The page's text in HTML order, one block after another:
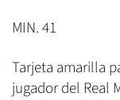
MIN. 41
Tarjeta amarilla
jugador del Real